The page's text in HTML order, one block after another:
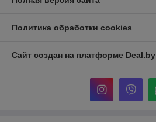
Политика обработки cookies
Сайт создан на платформе Deal.by